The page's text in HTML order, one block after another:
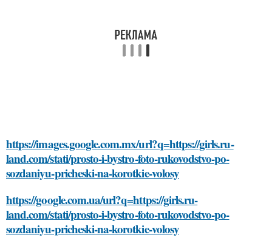
https://images.google.com.mx/url?q=https://girls.ru-
land.com/stati/prosto-i-bystro-foto-rukovodstvo-po-
sozdaniyu-pricheski-na-korotkie-volosy
https://google.com.ua/url?q=https://girls.ru-
land.com/stati/prosto-i-bystro-foto-rukovodstvo-po-
sozdaniyu-pricheski-na-korotkie-volosy